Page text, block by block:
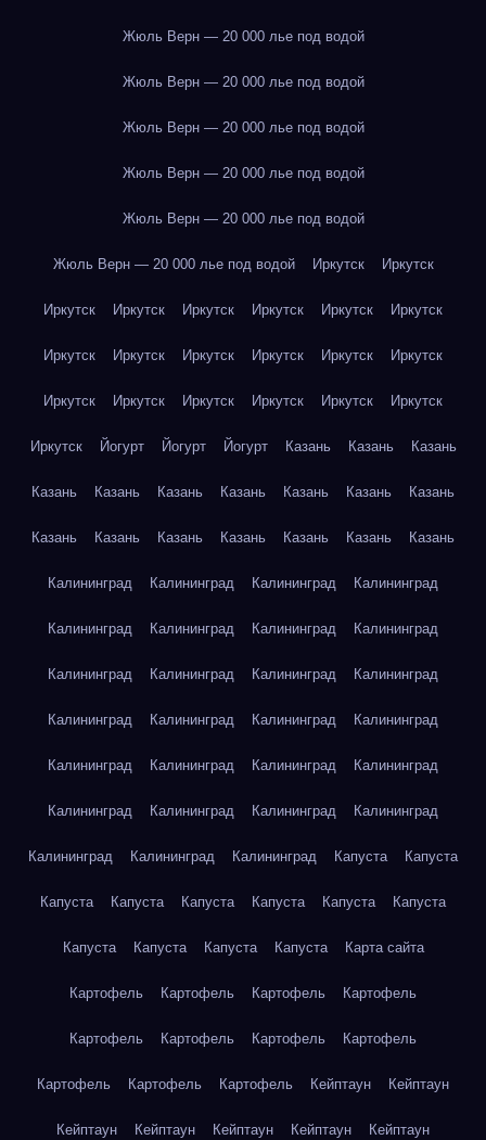
Жюль Верн — 20 000 лье под водой
Жюль Верн — 20 000 лье под водой
Жюль Верн — 20 000 лье под водой
Жюль Верн — 20 000 лье под водой
Жюль Верн — 20 000 лье под водой
Жюль Верн — 20 000 лье под водой Иркутск Иркутск
Иркутск Иркутск Иркутск Иркутск Иркутск Иркутск
Иркутск Иркутск Иркутск Иркутск Иркутск Иркутск
Иркутск Иркутск Иркутск Иркутск Иркутск Иркутск
Иркутск Йогурт Йогурт Йогурт Казань Казань Казань
Казань Казань Казань Казань Казань Казань Казань
Казань Казань Казань Казань Казань Казань Казань
Калининград Калининград Калининград Калининград
Калининград Калининград Калининград Калининград
Калининград Калининград Калининград Калининград
Калининград Калининград Калининград Калининград
Калининград Калининград Калининград Калининград
Калининград Калининград Калининград Калининград
Калининград Калининград Калининград Капуста Капуста
Капуста Капуста Капуста Капуста Капуста Капуста
Капуста Капуста Капуста Капуста Карта сайта
Картофель Картофель Картофель Картофель
Картофель Картофель Картофель Картофель
Картофель Картофель Картофель Кейптаун Кейптаун
Кейптаун Кейптаун Кейптаун Кейптаун Кейптаун